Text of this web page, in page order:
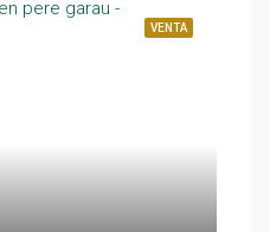
VENTA